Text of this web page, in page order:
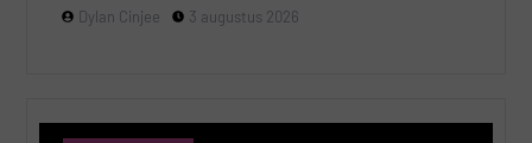
Dylan Cinjee 3 augustus 2026